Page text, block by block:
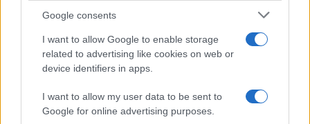
Google consents
I want to allow Google to enable storage
related to advertising like cookies on web or
device identifiers in apps.
I want to allow my user data to be sent to
Google for online advertising purposes.
3rd
SKE
RBK 1